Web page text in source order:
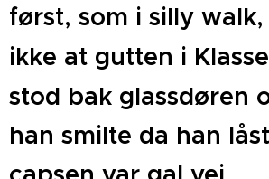
først, som i silly
ikke at gutten i
stod bak glassdøren
han smilte da han